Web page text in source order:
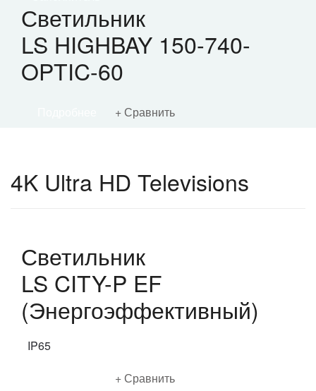
Светильник
LS HIGHBAY 150-740-
OPTIC-60
Сравнить
4K Ultra HD Televisions
Светильник
LS CITY-P EF
(Энергоэффективный)
IP65
Сравнить